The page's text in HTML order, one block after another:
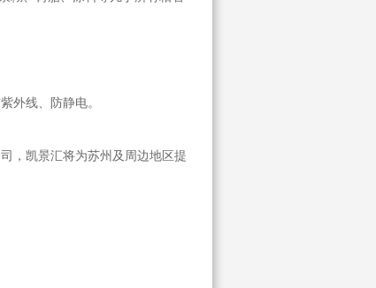
。
紫外线、防静电。
，凯景汇将为苏州及周边地区提